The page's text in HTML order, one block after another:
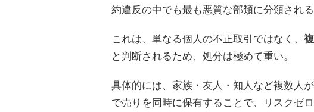
約違反の中でも最も悪質な部類に分類される
これは、単なる個人の不正取引ではなく、
と判断されるため、処分は極めて重い。
具体的には、家族・友人・知人など複数人
で売りを同時に保有することで、リスクゼ